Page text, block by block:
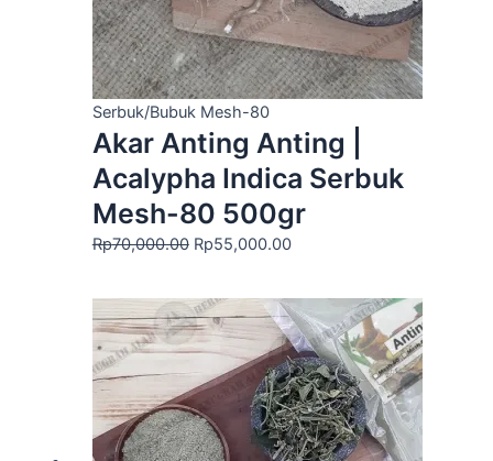
Serbuk/Bubuk Mesh-80
Akar Anting Anting |
Acalypha Indica Serbuk
Mesh-80 500gr
Rp70,000.00 Rp55,000.00